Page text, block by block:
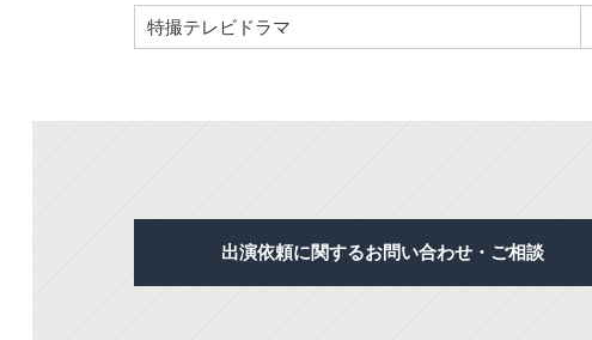
特撮テレビドラマ
出演依頼に関するお問い合わせ・ご相談